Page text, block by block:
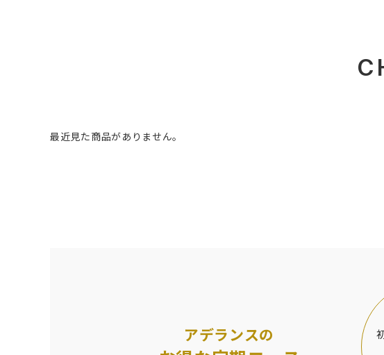
最近見た商品がありません。
アデランスの